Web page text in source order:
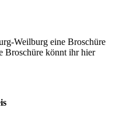
Weilburg eine Broschüre
Broschüre könnt ihr hier